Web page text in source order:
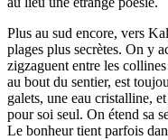
Plus au sud encore, vers
plages plus secrètes. On y
zigzaguent entre les
au bout du sentier, est
galets, une eau cristalline,
pour soi seul. On étend sa
Le bonheur tient parfois